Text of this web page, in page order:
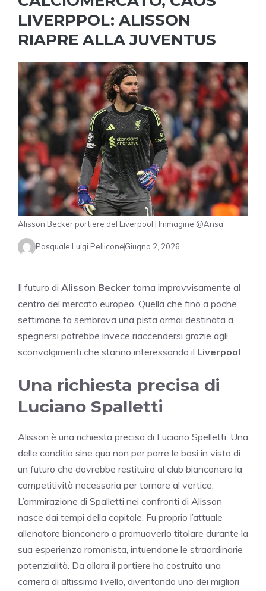
LIVERPPOL: ALISSON
RIAPRE ALLA JUVENTUS
Alisson Becker portiere del Liverpool | Immagine @Ansa
Pasquale Luigi PelliconeGiugno 2, 2026
Il futuro di Alisson Becker torna improvvisamente al
centro del mercato europeo. Quella che fino a poche
settimane fa sembrava una pista ormai destinata a
spegnersi potrebbe invece riaccendersi grazie agli
sconvolgimenti che stanno interessando il Liverpool
Una richiesta precisa di
Luciano Spalletti
Alisson è una richiesta precisa di Luciano Spelletti. Una
delle conditio sine qua non per porre le basi in vista di
un futuro che dovrebbe restituire al club bianconero la
competitività necessaria per tornare al vertice.
L’ammirazione di Spalletti nei confronti di Alisson
nasce dai tempi della capitale. Fu proprio l’attuale
allenatore bianconero a promuoverlo titolare durante la
sua esperienza romanista, intuendone le straordinarie
potenzialità. Da allora il portiere ha costruito una
carriera di altissimo livello, diventando uno dei migliori